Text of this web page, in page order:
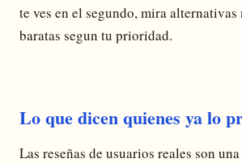
te ves en el segundo, mira alternativas
baratas segun tu prioridad.
Lo que dicen quienes ya lo
Las reseñas de usuarios reales son